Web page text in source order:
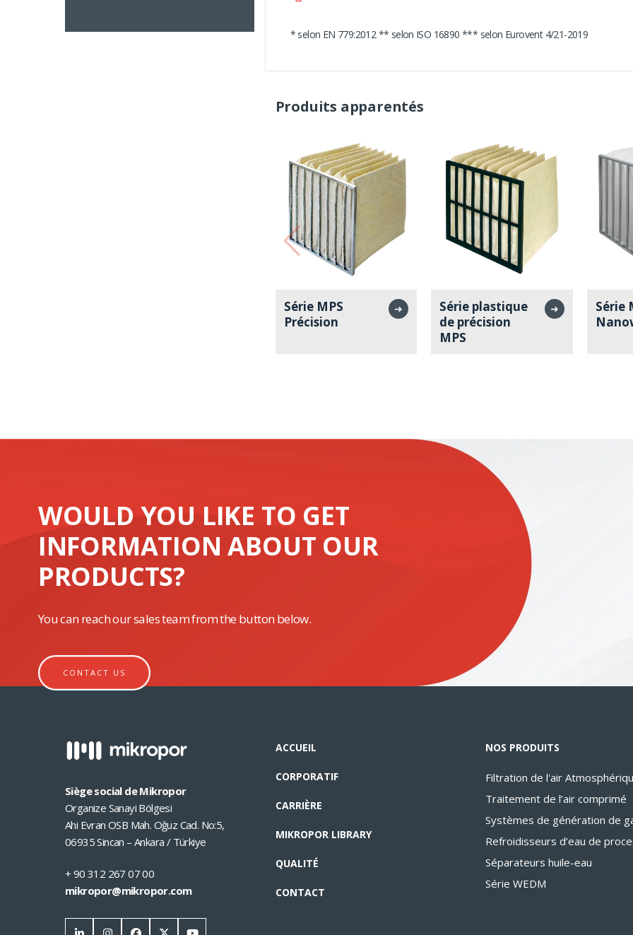
* selon EN 779:2012 ** selon ISO 16890 *** selon Eurovent 4/21-2019
Produits apparentés
Série MPS
Précision
➜
Série plastique
de précision
MPS
➜
Série
WOULD YOU LIKE TO GET
INFORMATION ABOUT OUR
PRODUCTS?
You can reach our sales team from the button below.
CONTACT US
Siège social de Mikropor
Organize Sanayi Bölgesi
Ahi Evran OSB Mah. Oğuz Cad. No:5,
06935 Sincan – Ankara / Türkiye
+ 90 312 267 07 00
mikropor@mikropor.com
ACCUEIL
CORPORATIF
CARRIÈRE
MIKROPOR LIBRARY
QUALITÉ
CONTACT
NOS PRODUITS
Filtration de l'air
Traitement de l’air comprimé
Systèmes de génération de
Refroidisseurs d’eau de
Séparateurs huile-eau
Série WEDM